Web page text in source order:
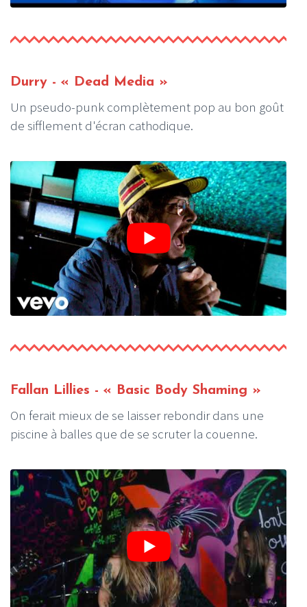
Durry - « Dead Media »
Un pseudo-punk complètement pop au bon goût
de sifflement d'écran cathodique.
Fallan Lillies - « Basic Body Shaming »
On ferait mieux de se laisser rebondir dans une
piscine à balles que de se scruter la couenne.